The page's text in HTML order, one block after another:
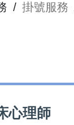
/ 掛號服務
心理師